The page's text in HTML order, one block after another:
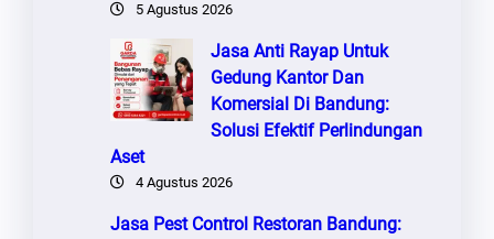
5 Agustus 2026
Jasa Anti Rayap Untuk
Gedung Kantor Dan
Komersial Di Bandung:
Solusi Efektif Perlindungan
Aset
4 Agustus 2026
Jasa Pest Control Restoran Bandung: